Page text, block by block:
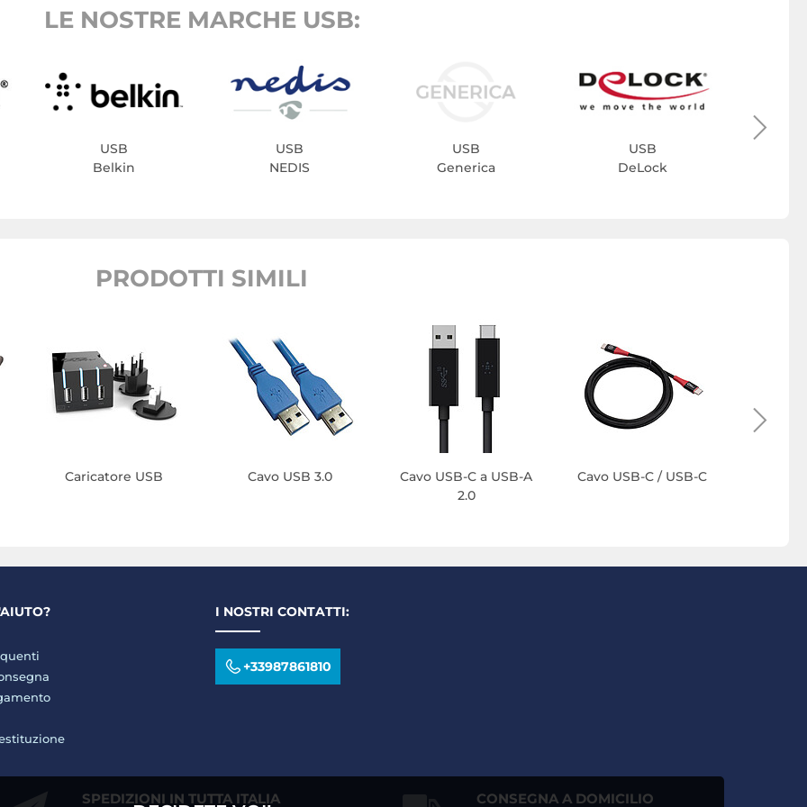
LE NOSTRE MARCHE USB:
USB
Belkin
USB
NEDIS
USB
Generica
USB
DeLock
PRODOTTI SIMILI
Caricatore USB Cavo USB 3.0
Cavo USB-C a USB-A
2.0
Cavo USB-C / USB-C
I NOSTRI CONTATTI:
+33987861810
SPEDIZIONI IN TUTTA ITALIA CONSEGNA A DOMICILIO